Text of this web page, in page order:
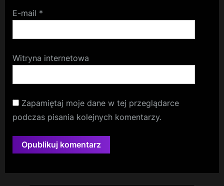
E-mail *
Witryna internetowa
Zapamiętaj moje dane w tej przeglądarce
podczas pisania kolejnych komentarzy.